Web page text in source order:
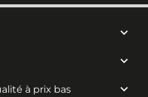


à prix bas 